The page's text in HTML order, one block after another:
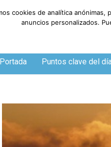
8 de agosto de 2026
Portada Puntos clave del
cookies de analítica
anuncios personalizados.